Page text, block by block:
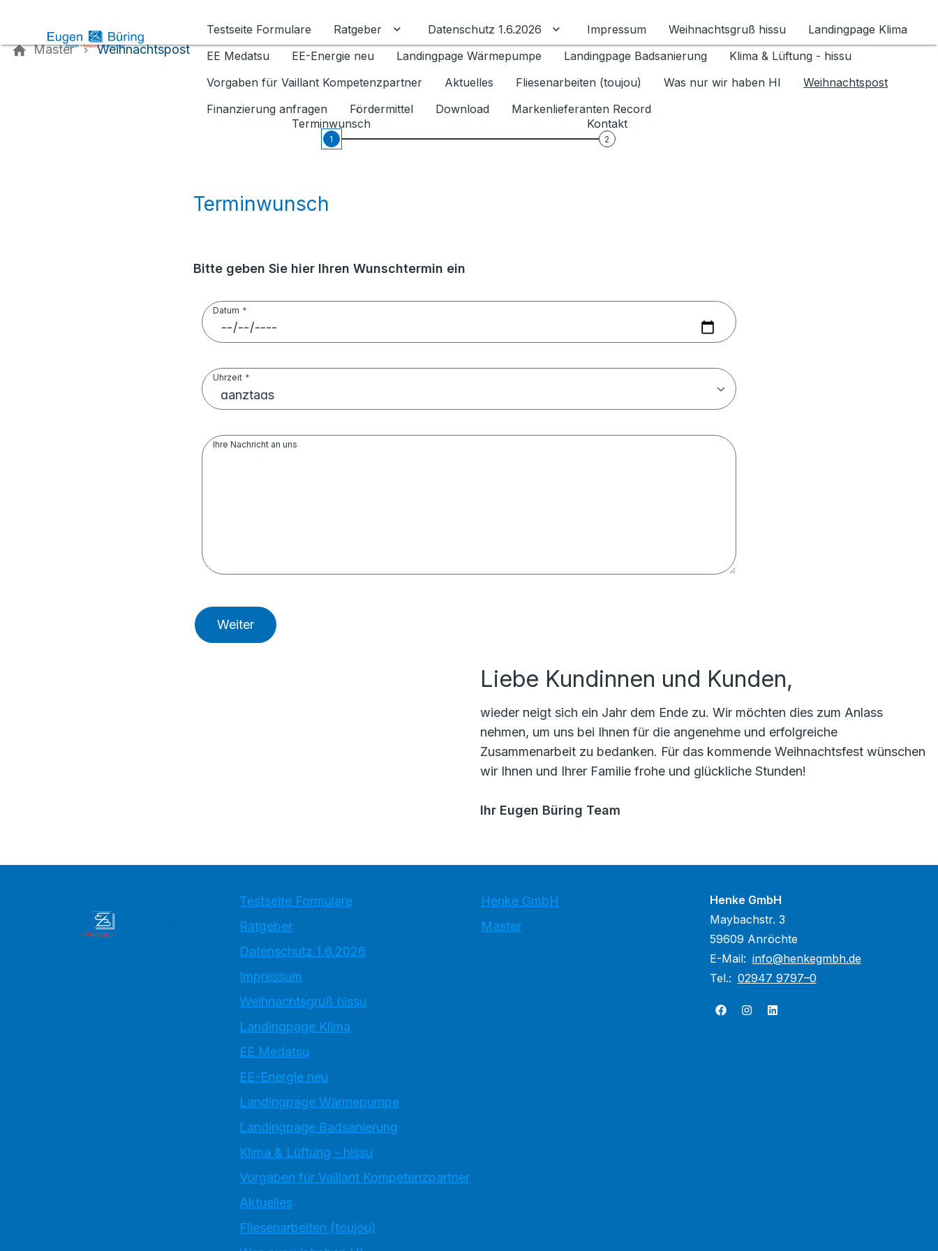
Testseite Formulare
Ratgeber Untermenü für Ratgeber umschalten
Datenschutz 1.6.2026 Untermenü für Datenschutz 1.6.2026 umschalten
Impressum Weihnachtsgruß hissu
Landingpage Klima
EE Medatsu
EE-Energie neu Landingpage Wärmepumpe Landingpage Badsanierung
Klima & Lüftung - hissu
Vorgaben für Vaillant Kompetenzpartner
Aktuelles Fliesenarbeiten (toujou) Was nur wir haben HI
Weihnachtspost
Finanzierung anfragen
Fördermittel Download Markenlieferanten Record
Master Weihnachtspost
Terminwunsch
1
Kontakt
2
Terminwunsch
Bitte geben Sie hier Ihren Wunschtermin ein
Datum
Uhrzeit
Ihre Nachricht an uns
Weiter
Liebe Kundinnen und Kunden,
wieder neigt sich ein Jahr dem Ende zu. Wir möchten dies zum Anlass
nehmen, um uns bei Ihnen für die angenehme und erfolgreiche
Zusammenarbeit zu bedanken. Für das kommende Weihnachtsfest wünschen
wir Ihnen und Ihrer Familie frohe und glückliche Stunden!
Ihr Eugen Büring Team
Testseite Formulare
Ratgeber
Datenschutz 1.6.2026
Impressum
Weihnachtsgruß hissu
Landingpage Klima
EE Medatsu
EE-Energie neu
Landingpage Wärmepumpe
Landingpage Badsanierung
Klima & Lüftung - hissu
Vorgaben für Vaillant Kompetenzpartner
Aktuelles
Fliesenarbeiten (toujou)
Henke GmbH
Master
Henke GmbH
Maybachstr. 3
59609 Anröchte
E-Mail: info@henkegmbh.de
Tel.: 02947 9797–0